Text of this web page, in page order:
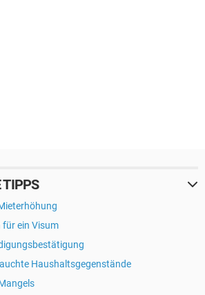
TIPPS
für ein Visum
Haushaltsgegenstände